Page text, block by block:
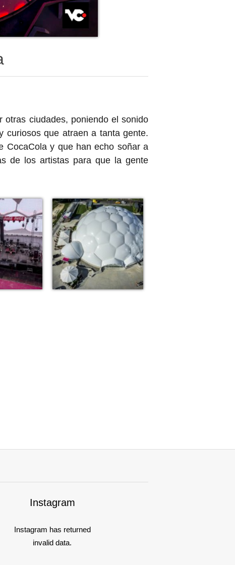
ciudades, poniendo el sonido
curiosos que atraen a tanta gente.
CocaCola y que han echo soñar a
de los artistas para que la gente
Instagram
Instagram has returned
invalid data.